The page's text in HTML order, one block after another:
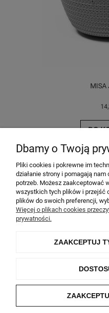
MISA
DO
Dbamy o Twoją
Pliki cookies i pokrewne im
działanie strony i pomagają
potrzeb. Możesz zaakceptować
wszystkich tych plików i przejść
plików do swoich preferencji,
Więcej o plikach cookies
prywatności.
ZAAKCEPTUJ